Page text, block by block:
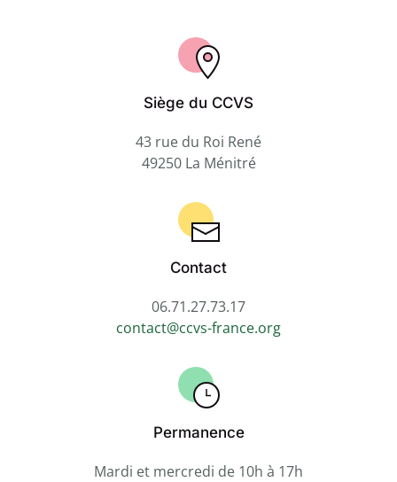
Siège du CCVS
43 rue du Roi René
49250 La Ménitré
Contact
06.71.27.73.17
contact@ccvs-france.org
Permanence
Mardi et mercredi de 10h à 17h